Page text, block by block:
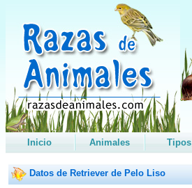
Inicio Animales Tipos
Datos de Retriever de Pelo Liso